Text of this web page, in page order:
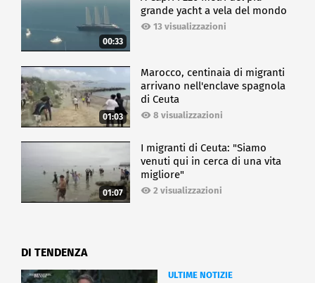
00:33
grande yacht a vela del mondo
13 visualizzazioni
01:03
Marocco, centinaia di migranti
arrivano nell'enclave spagnola
di Ceuta
8 visualizzazioni
01:07
I migranti di Ceuta: "Siamo
venuti qui in cerca di una vita
migliore"
2 visualizzazioni
DI TENDENZA
ULTIME NOTIZIE